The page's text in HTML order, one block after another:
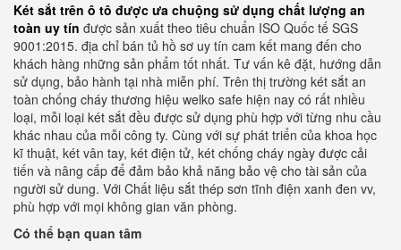
Két sắt trên ô tô được ưa chuộng sử dụng chất lượng an
toàn uy tín được sản xuất theo tiêu chuẩn ISO Quốc tế SGS
9001:2015. địa chỉ bán tủ hồ sơ uy tín cam kết mang đến cho
khách hàng những sản phẩm tốt nhất. Tư vấn kê đặt, hướng dẫn
sử dụng, bảo hành tại nhà miễn phí. Trên thị trường két sắt an
toàn chống cháy thương hiệu welko safe hiện nay có rất nhiều
loại, mỗi loại két sắt đều được sử dụng phù hợp với từng nhu cầu
khác nhau của mỗi công ty. Cùng với sự phát triển của khoa học
kĩ thuật, két vân tay, két điện tử, két chống cháy ngày được cải
tiến và nâng cấp để đảm bảo khả năng bảo vệ cho tài sản của
người sử dung. Với Chất liệu sắt thép sơn tĩnh điện xanh đen vv,
phù hợp với mọi không gian văn phòng.
Có thể bạn quan tâm